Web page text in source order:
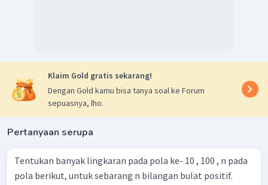
Klaim Gold gratis sekarang!
Dengan Gold kamu bisa tanya soal ke Forum
sepuasnya, lho.
Pertanyaan serupa
Tentukan banyak lingkaran pada pola ke- 10 , 100 , n pada
pola berikut, untuk sebarang n bilangan bulat positif.